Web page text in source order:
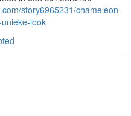
story6965231/chameleon-
look